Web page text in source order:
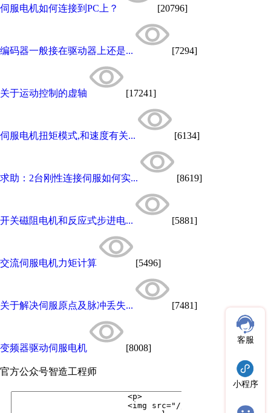
伺服电机如何连接到PC上？ [20796]
编码器一般接在驱动器上还是... [7294]
关于运动控制的虚轴 [17241]
伺服电机扭矩模式,和速度有关... [6134]
求助：2台刚性连接伺服如何实... [8619]
开关磁阻电机和反应式步进电... [5881]
交流伺服电机力矩计算 [5496]
关于解决伺服原点及脉冲丢失... [7481]
变频器驱动伺服电机 [8008]
官方公众号智造工程师
客服
小程序